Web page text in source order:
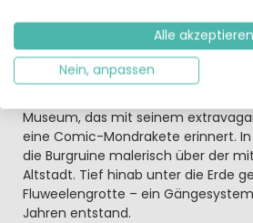
Dreiländer-Blick vom Aussichtsturm.
Besuchen Sie auch Maastricht, wo
Maasboulevard zum gemütlichen
Museum, das mit seinem
eine Comic-Mondrakete erinnert.
die Burgruine malerisch über der
Altstadt. Tief hinab unter die Erde
Fluweelengrotte – ein
Jahren entstand.
Alle akzeptieren
Nein, anpassen